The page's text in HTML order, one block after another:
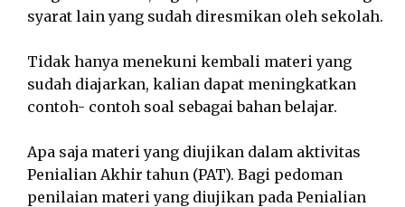
syarat lain yang sudah diresmikan oleh sekolah.
Tidak hanya menekuni kembali materi yang
sudah diajarkan, kalian dapat meningkatkan
contoh- contoh soal sebagai bahan belajar.
Apa saja materi yang diujikan dalam aktivitas
Penialian Akhir tahun (PAT). Bagi pedoman
penilaian materi yang diujikan pada Penialian